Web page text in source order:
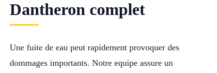
Dantheron complet
Une fuite de eau peut rapidement provoquer des
dommages importants. Notre equipe assure un